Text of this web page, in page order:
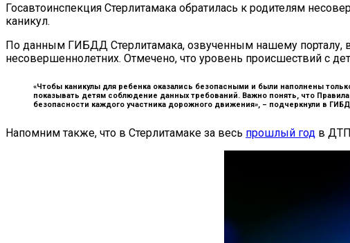
Госавтоинспекция Стерлитамака обратилась к родителям
каникул.
По данным ГИБДД Стерлитамака, озвученным нашему порталу,
несовершеннолетних. Отмечено, что уровень происшествий с
«Чтобы каникулы для ребенка оказались безопасными и были наполнены
показывать детям соблюдение данных требований. Важно понять, что
безопасности каждого участника дорожного движения», – подчеркнули в
Напомним также, что в Стерлитамаке за весь прошлый год в ДТП